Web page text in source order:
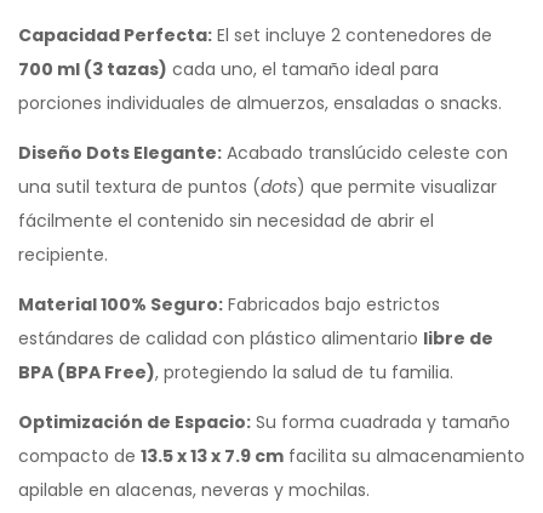
Capacidad Perfecta: El set incluye 2 contenedores de
700 ml (3 tazas) cada uno, el tamaño ideal para
porciones individuales de almuerzos, ensaladas o snacks.
Diseño Dots Elegante: Acabado translúcido celeste con
una sutil textura de puntos (dots) que permite visualizar
fácilmente el contenido sin necesidad de abrir el
recipiente.
Material 100% Seguro: Fabricados bajo estrictos
estándares de calidad con plástico alimentario libre de
BPA (BPA Free), protegiendo la salud de tu familia.
Optimización de Espacio: Su forma cuadrada y tamaño
compacto de 13.5 x 13 x 7.9 cm facilita su almacenamiento
apilable en alacenas, neveras y mochilas.